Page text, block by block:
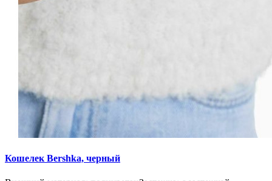
Кошелек Bershka, черный